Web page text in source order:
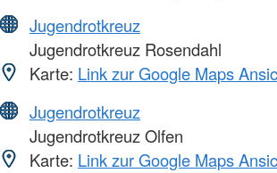
Jugendrotkreuz
Jugendrotkreuz Rosendahl
Karte: Link zur Google Maps
Jugendrotkreuz
Jugendrotkreuz Olfen
Karte: Link zur Google Maps